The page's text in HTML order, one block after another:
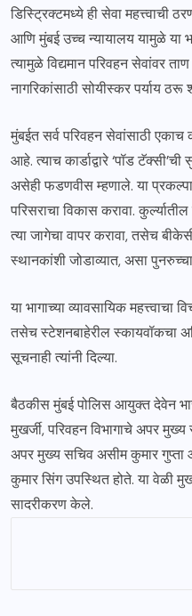
डिस्ट्रिक्टमध्ये ही सेवा महत्त्वाची
आणि मुंबई उच्च न्यायालय यामुळे या
त्यामुळे विद्यमान परिवहन सेवांवर
नागरिकांसाठी सोयीस्कर पर्याय
मुंबईत सर्व परिवहन सेवांसाठी एकाच
आहे. त्याच कार्डाद्वारे ‘पॉड टॅक्सी’ची
असेही फडणवीस म्हणाले. या
परिसराचा विकास करावा.
त्या जागेचा वापर करावा, तसेच
स्थानकांशी जोडाव्यात, असा
या भागाच्या व्यावसायिक
तसेच स्टेशनबाहेरील स्कायवॉकचा
सूचनाही त्यांनी दिल्या.
बैठकीस मुंबई पोलिस आयुक्त देवेन
मुखर्जी, परिवहन विभागाचे अपर
अपर मुख्य सचिव असीम कुमार गुप्ता
कुमार सिंग उपस्थित होते. या वेळी
सादरीकरण केले.